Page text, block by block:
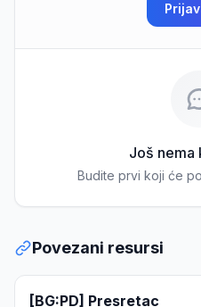
Još nema
Budite prvi koji će
Povezani resursi
[BG:PD] Presretac